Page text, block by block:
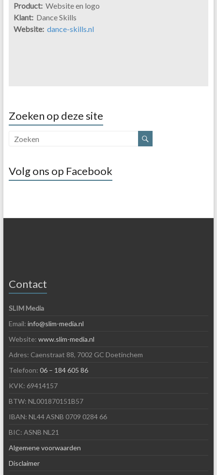
Product:Website en logo
Klant: Dance Skills
Website: dance-skills.nl
Zoeken op deze site
Volg ons op Facebook
Contact
SLIM Media
Email: info@slim-media.nl
Website: www.slim-media.nl
Adres: Caenstraat 88, 7002 GC Doetinchem
Telefoon: 06 – 184 605 86
KVK: 69414157
BTW: NL001870151B57
IBAN: NL44 ASNB 0709 0284 66
BIC: ASNB NL21
Algemene voorwaarden
Disclaimer